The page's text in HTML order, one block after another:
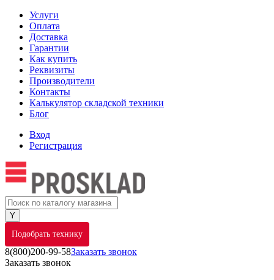
Услуги
Оплата
Доставка
Гарантии
Как купить
Реквизиты
Производители
Контакты
Калькулятор складской техники
Блог
Вход
Регистрация
Подобрать технику
8(800)200-99-58Заказать звонок
Заказать звонок